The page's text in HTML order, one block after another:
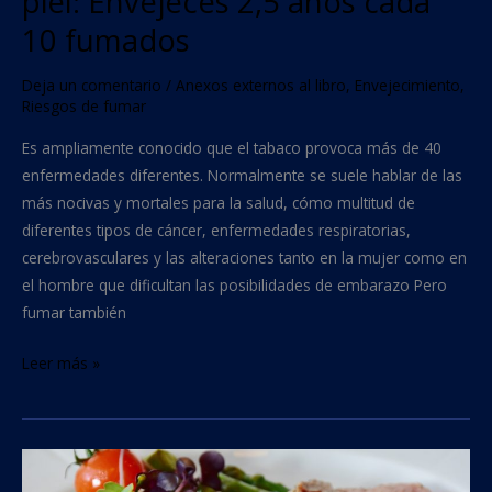
10 fumados
Deja un comentario / Anexos externos al libro, Envejecimiento,
Riesgos de fumar
Es ampliamente conocido que el tabaco provoca más de 40
enfermedades diferentes. Normalmente se suele hablar de las
más nocivas y mortales para la salud, cómo multitud de
diferentes tipos de cáncer, enfermedades respiratorias,
cerebrovasculares y las alteraciones tanto en la mujer como en
el hombre que dificultan las posibilidades de embarazo Pero
fumar también
Leer más »
Alteraciones